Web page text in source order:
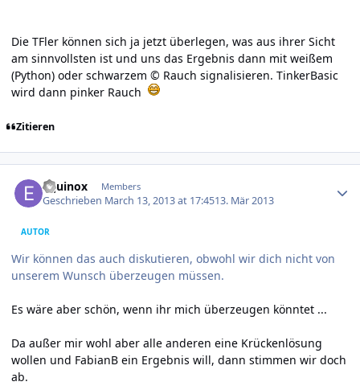
Die TFler können sich ja jetzt überlegen, was aus ihrer Sicht
am sinnvollsten ist und uns das Ergebnis dann mit weißem
(Python) oder schwarzem © Rauch signalisieren. TinkerBasic
wird dann pinker Rauch
Zitieren
Equinox Members
Geschrieben March 13, 2013 at 17:4513. Mär 2013
AUTOR
Wir können das auch diskutieren, obwohl wir dich nicht von
unserem Wunsch überzeugen müssen.
Es wäre aber schön, wenn ihr mich überzeugen könntet ...
Da außer mir wohl aber alle anderen eine Krückenlösung
wollen und FabianB ein Ergebnis will, dann stimmen wir doch
ab.